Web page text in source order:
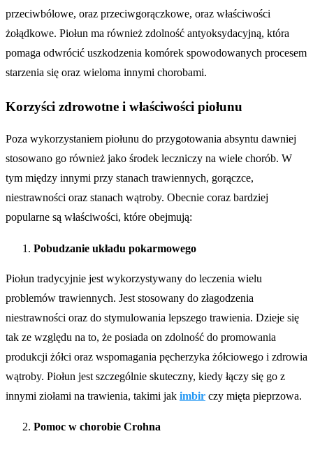
przeciwbólowe, oraz przeciwgorączkowe, oraz właściwości
żołądkowe. Piołun ma również zdolność antyoksydacyjną, która
pomaga odwrócić uszkodzenia komórek spowodowanych procesem
starzenia się oraz wieloma innymi chorobami.
Korzyści zdrowotne i właściwości piołunu
Poza wykorzystaniem piołunu do przygotowania absyntu dawniej
stosowano go również jako środek leczniczy na wiele chorób. W
tym między innymi przy stanach trawiennych, gorączce,
niestrawności oraz stanach wątroby. Obecnie coraz bardziej
popularne są właściwości, które obejmują:
Pobudzanie układu pokarmowego
Piołun tradycyjnie jest wykorzystywany do leczenia wielu
problemów trawiennych. Jest stosowany do złagodzenia
niestrawności oraz do stymulowania lepszego trawienia. Dzieje się
tak ze względu na to, że posiada on zdolność do promowania
produkcji żółci oraz wspomagania pęcherzyka żółciowego i zdrowia
wątroby. Piołun jest szczególnie skuteczny, kiedy łączy się go z
innymi ziołami na trawienia, takimi jak imbir czy mięta pieprzowa.
Pomoc w chorobie Crohna